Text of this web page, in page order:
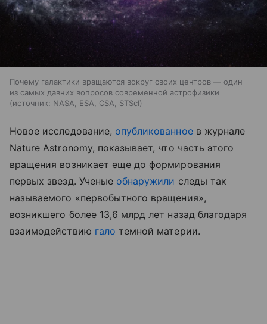
Почему галактики вращаются вокруг своих центров — один
из самых давних вопросов современной астрофизики
источник: NASA, ESA, CSA, STScI
Новое исследование, опубликованноев журнале
Nature Astronomy, показывает, что часть этого
вращения возникает еще до формирования
первых звезд. Ученые обнаружили следы так
называемого «первобытного вращения»,
возникшего более 13,6 млрд лет назад благодаря
взаимодействию гало темной материи.